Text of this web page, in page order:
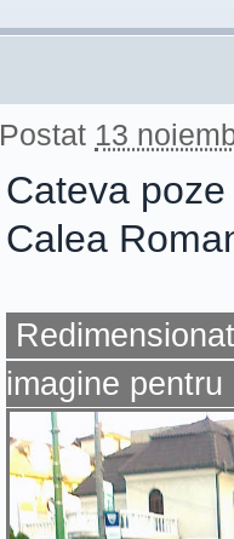
Postat 13
Cateva
Calea
imagine pentru